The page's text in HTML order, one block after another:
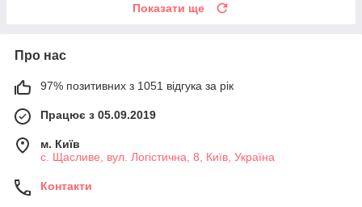
Показати ще
Про нас
97% позитивних з 1051 відгука за рік
Працює з 05.09.2019
м. Київ
с. Щасливе, вул. Логістична, 8, Київ, Україна
Контакти